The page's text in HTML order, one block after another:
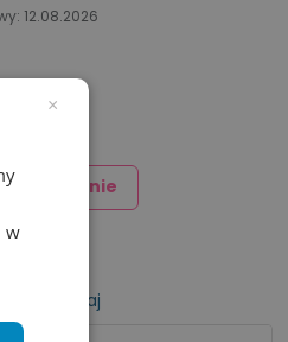
12.08.2026
znakowanie
Porównaj
×
w